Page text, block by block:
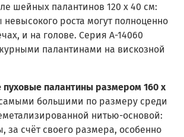
шейных палантинов 120 x 40 cм:
невысокого роста могут полноценно
и на голове. Серия А-14060
палантинами на вискозной
пуховые палантины размером 160 x
большими по размеру среди
нитью-основой:
за счёт своего размера, особенно